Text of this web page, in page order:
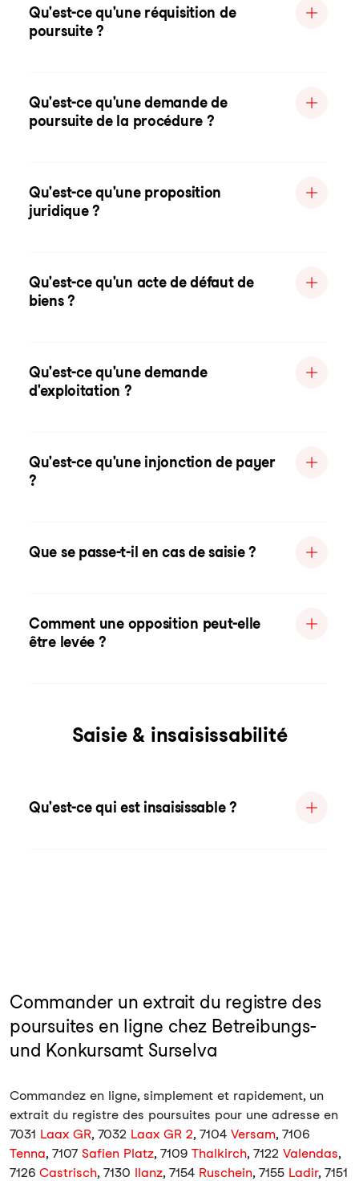
Qu'est-ce qu'une réquisition de
poursuite ?
Qu'est-ce qu'une demande de
poursuite de la procédure ?
Qu'est-ce qu'une proposition
juridique ?
Qu'est-ce qu'un acte de défaut de
biens ?
Qu'est-ce qu'une demande
d'exploitation ?
Qu'est-ce qu'une injonction de payer
?
Que se passe-t-il en cas de saisie ?
Comment une opposition peut-elle
être levée ?
Saisie & insaisissabilité
Qu'est-ce qui est insaisissable ?
Commander un extrait du registre des
poursuites en ligne chez Betreibungs-
und Konkursamt Surselva
Commandez en ligne, simplement et rapidement, un
extrait du registre des poursuites pour une adresse en
7031 Laax GR, 7032 Laax GR 2, 7104 Versam, 7106
Tenna, 7107 Safien Platz, 7109 Thalkirch, 7122 Valendas,
7126 Castrisch, 7130 Ilanz, 7154 Ruschein, 7155 Ladir, 7151